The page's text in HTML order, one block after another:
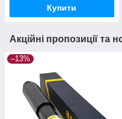
Купити
Акційні пропозиції та
–13%